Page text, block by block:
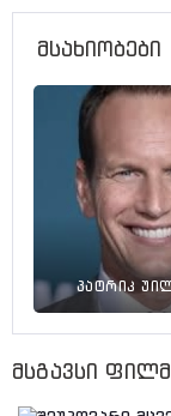
მსახიობები
პატრიკ
მსგავსი